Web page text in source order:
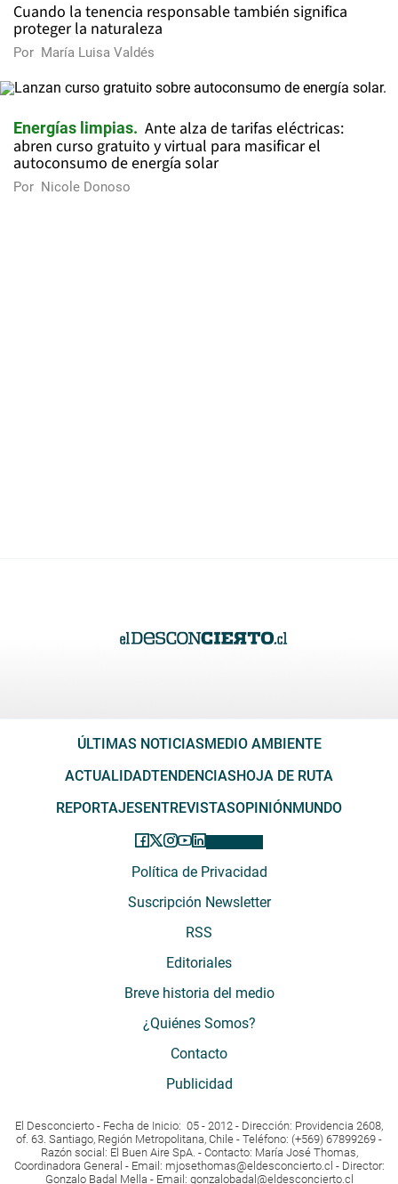
Cuando la tenencia responsable también significa
proteger la naturaleza
Por María Luisa Valdés
Energías limpias
Ante alza de tarifas eléctricas:
abren curso gratuito y virtual para masificar el
autoconsumo de energía solar
Por Nicole Donoso
ÚLTIMAS NOTICIASMEDIO AMBIENTE
ACTUALIDADTENDENCIASHOJA DE RUTA
REPORTAJESENTREVISTASOPINIÓNMUNDO
Política de Privacidad
Suscripción Newsletter
RSS
Editoriales
Breve historia del medio
¿Quiénes Somos?
Contacto
Publicidad
El Desconcierto - Fecha de Inicio: 05 - 2012 - Dirección: Providencia 2608,
of. 63. Santiago, Región Metropolitana, Chile - Teléfono: (+569) 67899269 -
Razón social: El Buen Aire SpA. - Contacto: María José Thomas,
Coordinadora General - Email: mjosethomas@eldesconcierto.cl - Director:
Gonzalo Badal Mella - Email: gonzalobadal@eldesconcierto.cl